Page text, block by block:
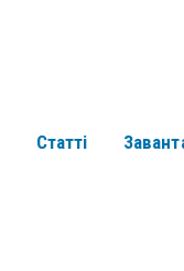
Статті